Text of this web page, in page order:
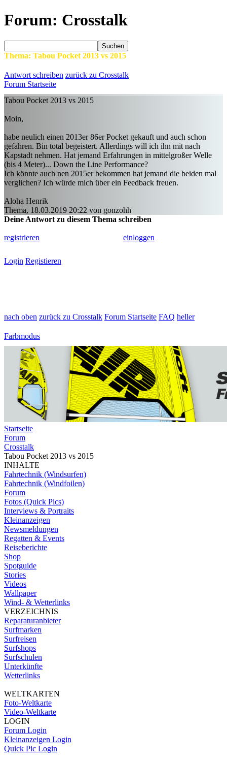
Forum: Crosstalk
Suchen
Thema: Tabou Pocket 2013 vs 2015
Antwort schreiben zurück zu Crosstalk
Forum Startseite
Tabou Pocket 2013 vs 2015
Moin,
habe neulich einen 2013er 86er Pocket gekauft und auch schon
gefahren. Bin total begeistert. Allerdings will ich ihn mit nach
Kapstadt nehmen. Hat jemand Erfahrungen in mittelgroßer Welle
(bis 4 Meter)... Down the Line Performance?
Ich könnte auch nen 2015er bekommen hat jemand die beiden mal
verglichen? Ich würde mich über ein Feedback freuen.
Aloha Henrik
Thema, 18.03.2019 20:22 von gonzohh
Deine Antwort zu diesem Thema schreiben
registrieren
einloggen
Login Registieren
nach oben zurück zu Crosstalk Forum Startseite FAQ heller
Farbmodus
Startseite
Forum
Crosstalk
Tabou Pocket 2013 vs 2015
INHALTE
Fahrtechnik (Windsurfen)
Fahrtechnik (Windfoilen)
Forum
Fotos (Quick Pics)
Interviews & Portraits
Kleinanzeigen
Newsmeldungen
Regatten & Events
Reiseberichte
Shop
Spotguide
Stories
Videos
Wallpaper
Wind- & Wetterlinks
VERZEICHNIS
Reparaturanbieter
Surfmarken
Surfreisen
Surfshops
Surfschulen
Unterkünfte
Wetterlinks
WELTKARTEN
Foto-Weltkarte
Video-Weltkarte
LOGIN
Forum Login
Kleinanzeigen Login
Quick Pic Login